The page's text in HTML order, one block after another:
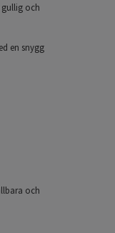
och
en snygg
och